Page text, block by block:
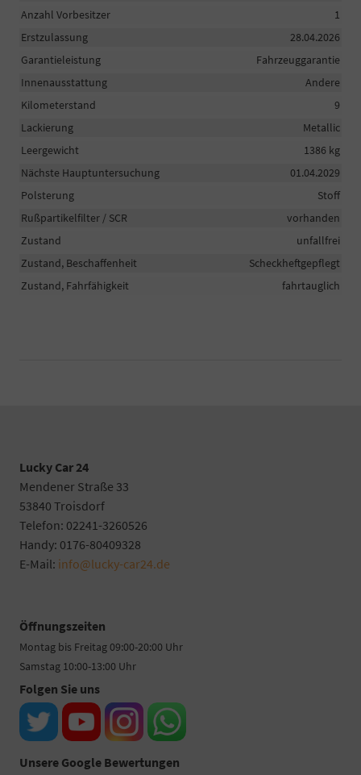
Anzahl Vorbesitzer
1
Erstzulassung
28.04.2026
Garantieleistung
Fahrzeuggarantie
Innenausstattung
Andere
Kilometerstand
9
Lackierung
Metallic
Leergewicht
1386 kg
Nächste Hauptuntersuchung
01.04.2029
Polsterung
Stoff
Rußpartikelfilter / SCR
vorhanden
Zustand
unfallfrei
Zustand, Beschaffenheit
Scheckheftgepflegt
Zustand, Fahrfähigkeit
fahrtauglich
Lucky Car 24
Mendener Straße 33
53840 Troisdorf
Telefon: 02241-3260526
Handy: 0176-80409328
E-Mail: info@lucky-car24.de
Öffnungszeiten
Montag bis Freitag 09:00-20:00 Uhr
Samstag 10:00-13:00 Uhr
Folgen Sie uns
Unsere Google Bewertungen